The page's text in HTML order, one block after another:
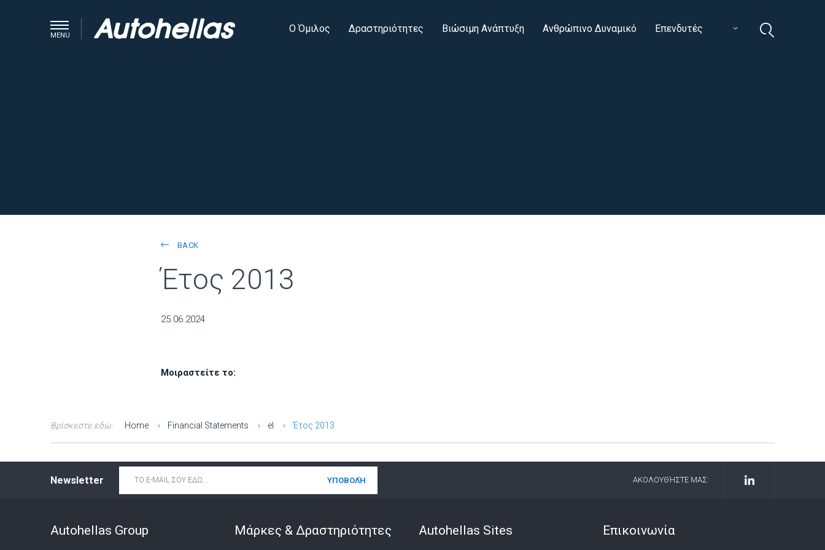
MENU
Ο Όμιλος Δραστηριότητες Βιώσιμη Ανάπτυξη Ανθρώπινο Δυναμικό Επενδυτές
BACK
Έτος 2013
25.06.2024
Μοιραστείτε το:
Βρίσκεστε εδώ: Home Financial Statements el Έτος 2013
Newsletter
ΑΚΟΛΟΥΘΉΣΤΕ ΜΑΣ:
Autohellas Group Μάρκες & Δραστηριότητες Autohellas Sites Επικοινωνία